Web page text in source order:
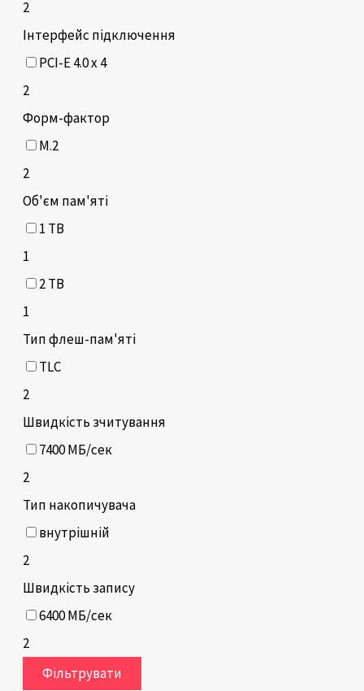
2
Інтерфейс підключення
PCI-E 4.0 x 4
2
Форм-фактор
M.2
2
Об'єм пам'яті
1 TB
1
2 TB
1
Тип флеш-пам'яті
TLC
2
Швидкість зчитування
7400 МБ/сек
2
Тип накопичувача
внутрішній
2
Швидкість запису
6400 МБ/сек
2
Фільтрувати